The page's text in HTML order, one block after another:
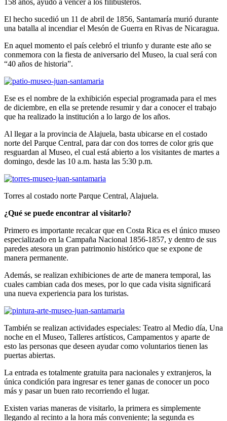
158 años, ayudó a vencer a los filibusteros.
El hecho sucedió un 11 de abril de 1856, Santamaría murió durante
una batalla al incendiar el Mesón de Guerra en Rivas de Nicaragua.
En aquel momento el país celebró el triunfo y durante este año se
conmemora con la fiesta de aniversario del Museo, la cual será con
“40 años de historia”.
Ese es el nombre de la exhibición especial programada para el mes
de diciembre, en ella se pretende resumir y dar a conocer el trabajo
que ha realizado la institución a lo largo de los años.
Al llegar a la provincia de Alajuela, basta ubicarse en el costado
norte del Parque Central, para dar con dos torres de color gris que
resguardan al Museo, el cual está abierto a los visitantes de martes a
domingo, desde las 10 a.m. hasta las 5:30 p.m.
Torres al costado norte Parque Central, Alajuela.
¿Qué se puede encontrar al visitarlo?
Primero es importante recalcar que en Costa Rica es el único museo
especializado en la Campaña Nacional 1856-1857, y dentro de sus
paredes atesora un gran patrimonio histórico que se expone de
manera permanente.
Además, se realizan exhibiciones de arte de manera temporal, las
cuales cambian cada dos meses, por lo que cada visita significará
una nueva experiencia para los turistas.
También se realizan actividades especiales: Teatro al Medio día, Una
noche en el Museo, Talleres artísticos, Campamentos y aparte de
esto las personas que deseen ayudar como voluntarios tienen las
puertas abiertas.
La entrada es totalmente gratuita para nacionales y extranjeros, la
única condición para ingresar es tener ganas de conocer un poco
más y pasar un buen rato recorriendo el lugar.
Existen varias maneras de visitarlo, la primera es simplemente
llegando al recinto a la hora más conveniente; la segunda es